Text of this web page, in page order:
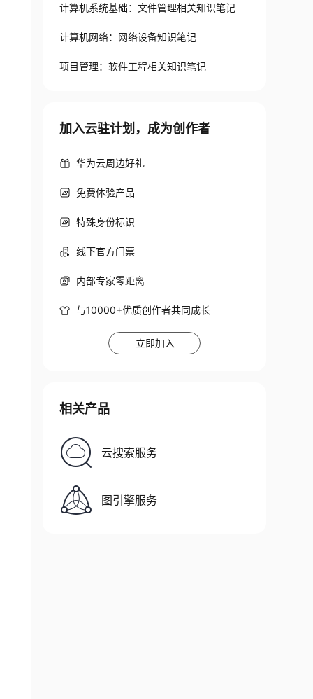
计算机系统基础：文件管理相关知识笔记
计算机网络：网络设备知识笔记
项目管理：软件工程相关知识笔记
加入云驻计划，成为创作者
华为云周边好礼
免费体验产品
特殊身份标识
线下官方门票
内部专家零距离
与10000+优质创作者共同成长
立即加入
相关产品
云搜索服务
图引擎服务